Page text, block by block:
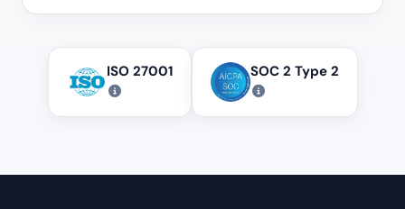
ISO 27001 SOC 2 Type 2